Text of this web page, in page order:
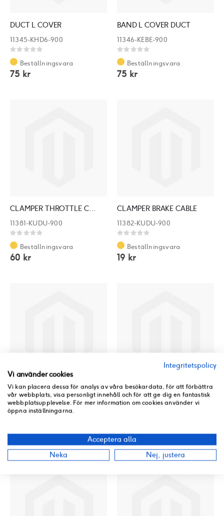
DUCT L COVER
11345-KHD6-900
Rating:
0%
Beställningsvara
75 kr
BAND L COVER DUCT
11346-KEBE-900
Rating:
0%
Beställningsvara
75 kr
CLAMPER THROTTLE CABLE
11381-KUDU-900
Rating:
0%
Beställningsvara
60 kr
CLAMPER BRAKE CABLE
11382-KUDU-900
Rating:
0%
Beställningsvara
19 kr
CLAMPER BRTH DRAIN TUBE
11383-KUDU-900
CLIP VACUUM TUBE
11386-GFY6-900
30 kr
Integritetspolicy
Vi använder cookies
Vi kan placera dessa för analys av våra besökardata, för att förbättra
vår webbplats, visa personligt innehåll och för att ge dig en fantastisk
webbplatsupplevelse. För mer information om cookies använder vi
öppna inställningarna.
Acceptera alla
Neka
Nej, justera